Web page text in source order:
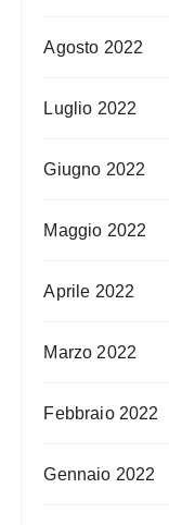
Agosto 2022
Luglio 2022
Giugno 2022
Maggio 2022
Aprile 2022
Marzo 2022
Febbraio 2022
Gennaio 2022